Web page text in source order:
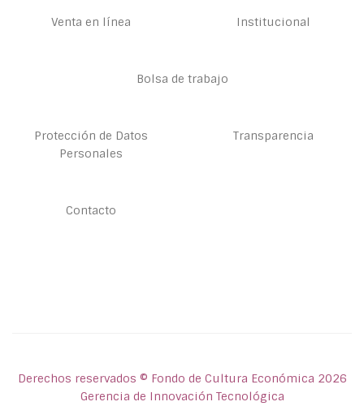
Venta en línea Institucional
Bolsa de trabajo
Protección de Datos
Personales
Transparencia
Contacto
Derechos reservados © Fondo de Cultura Económica 2026
Gerencia de Innovación Tecnológica